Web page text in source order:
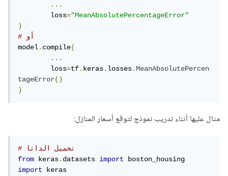
...
	loss
="MeanAbsolutePercentageError"
)
# أو
model.compile(
...
	loss
=tf.keras.losses.MeanAbsolutePercen
tageError()
)
مثال عليها أثناء تدريب نموذج لتوقع أسعار المنازل:
# تحميل الداتا
from keras.datasets import
import